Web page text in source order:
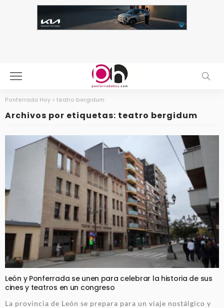
Ponferrada Hoy > teatro bergidum
Archivos por etiquetas: teatro bergidum
León y Ponferrada se unen para celebrar la historia de sus
cines y teatros en un congreso
La provincia de León se prepara para un viaje nostálgico y